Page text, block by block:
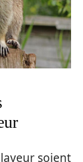
soient